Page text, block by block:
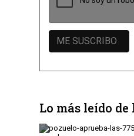
Lo más leído de